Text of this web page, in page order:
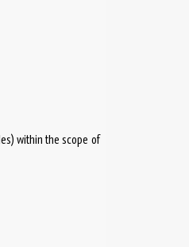
within the scope of